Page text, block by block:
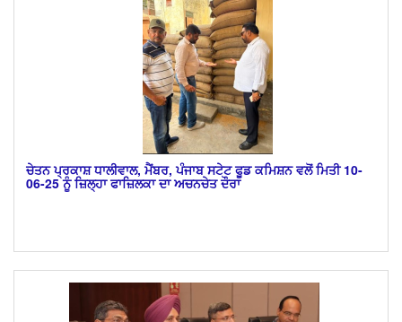
ਚੇਤਨ ਪ੍ਰਕਾਸ਼ ਧਾਲੀਵਾਲ, ਮੈਂਬਰ, ਪੰਜਾਬ ਸਟੇਟ ਫੂਡ ਕਮਿਸ਼ਨ ਵਲੋਂ ਮਿਤੀ 10-
06-25 ਨੂੰ ਜ਼ਿਲ੍ਹਾ ਫਾਜ਼ਿਲਕਾ ਦਾ ਅਚਨਚੇਤ ਦੌਰਾ